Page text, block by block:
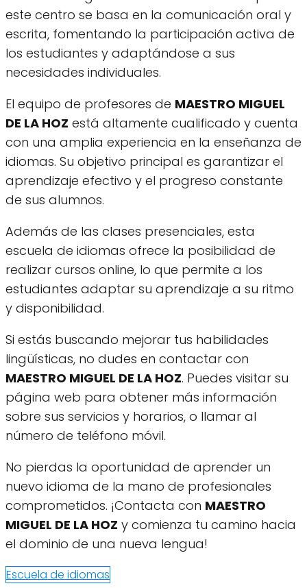
este centro se basa en la comunicación oral y
escrita, fomentando la participación activa de
los estudiantes y adaptándose a sus
necesidades individuales.
El equipo de profesores de MAESTRO MIGUEL
DE LA HOZ está altamente cualificado y cuenta
con una amplia experiencia en la enseñanza de
idiomas. Su objetivo principal es garantizar el
aprendizaje efectivo y el progreso constante
de sus alumnos.
Además de las clases presenciales, esta
escuela de idiomas ofrece la posibilidad de
realizar cursos online, lo que permite a los
estudiantes adaptar su aprendizaje a su ritmo
y disponibilidad.
Si estás buscando mejorar tus habilidades
lingüísticas, no dudes en contactar con
MAESTRO MIGUEL DE LA HOZ. Puedes visitar su
página web para obtener más información
sobre sus servicios y horarios, o llamar al
número de teléfono móvil.
No pierdas la oportunidad de aprender un
nuevo idioma de la mano de profesionales
comprometidos. ¡Contacta con MAESTRO
MIGUEL DE LA HOZ y comienza tu camino hacia
el dominio de una nueva lengua!
Escuela de idiomas